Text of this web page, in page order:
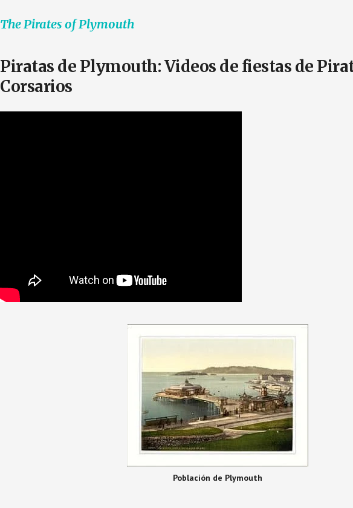
The Pirates of Plymouth
Piratas de Plymouth: Videos de fiestas de
Corsarios
Población de Plymouth